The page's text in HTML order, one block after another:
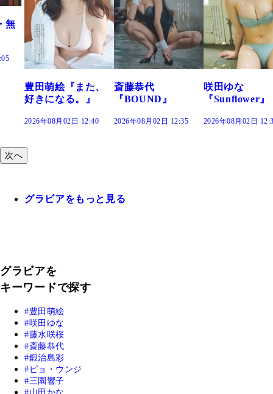
斎藤恭代
『BOUND』
2026年08月02日 12:35
咲田ゆな
『Sunflower』
2026年08月02日 12:30
藤水咲桜『花
だまり』
2026年08月02日
次へ
グラビアをもっと見る
グラビアを
キーワードで探す
豊田萌絵
咲田ゆな
藤水咲桜
斎藤恭代
鍛治島彩
ピョ・ウンジ
三園響子